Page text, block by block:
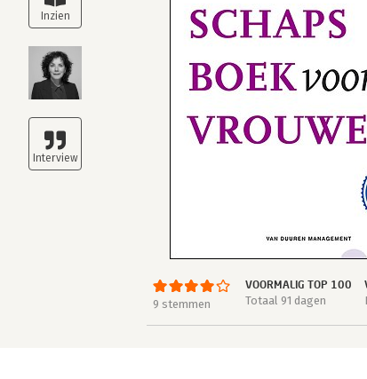
9 stemmen
VOORMALIG TOP 100
Totaal 91 dagen